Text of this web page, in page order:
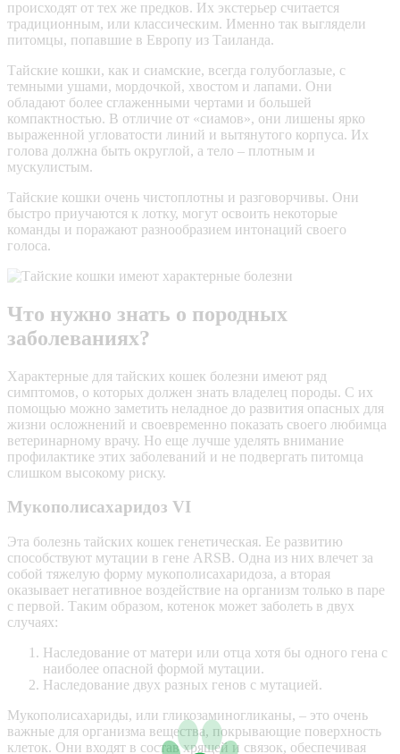
происходят от тех же предков. Их экстерьер считается
традиционным, или классическим. Именно так выглядели
питомцы, попавшие в Европу из Таиланда.
Тайские кошки, как и сиамские, всегда голубоглазые, с
темными ушами, мордочкой, хвостом и лапами. Они
обладают более сглаженными чертами и большей
компактностью. В отличие от «сиамов», они лишены ярко
выраженной угловатости линий и вытянутого корпуса. Их
голова должна быть округлой, а тело – плотным и
мускулистым.
Тайские кошки очень чистоплотны и разговорчивы. Они
быстро приучаются к лотку, могут освоить некоторые
команды и поражают разнообразием интонаций своего
голоса.
Что нужно знать о породных
заболеваниях?
Характерные для тайских кошек болезни имеют ряд
симптомов, о которых должен знать владелец породы. С их
помощью можно заметить неладное до развития опасных для
жизни осложнений и своевременно показать своего любимца
ветеринарному врачу. Но еще лучше уделять внимание
профилактике этих заболеваний и не подвергать питомца
слишком высокому риску.
Мукополисахаридоз VI
Эта болезнь тайских кошек генетическая. Ее развитию
способствуют мутации в гене ARSB. Одна из них влечет за
собой тяжелую форму мукополисахаридоза, а вторая
оказывает негативное воздействие на организм только в паре
с первой. Таким образом, котенок может заболеть в двух
случаях:
Наследование от матери или отца хотя бы одного гена с
наиболее опасной формой мутации.
Наследование двух разных генов с мутацией.
Мукополисахариды, или гликозаминогликаны, – это очень
важные для организма вещества, покрывающие поверхность
клеток. Они входят в состав хрящей и связок, обеспечивая